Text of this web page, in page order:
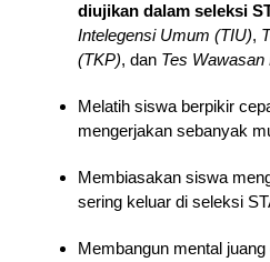
diujikan dalam seleksi
Intelegensi Umum (TIU),
(TKP), dan Tes Wawasan
Melatih siswa berpikir
mengerjakan sebanyak
Membiasakan siswa
sering keluar di seleksi
Membangun mental